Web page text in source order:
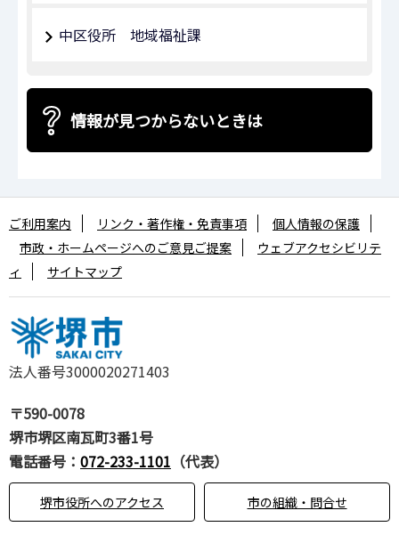
中区役所 地域福祉課
情報が見つからないときは
法人番号3000020271403
〒590-0078
堺市堺区南瓦町3番1号
電話番号： 072-233-1101 （代表）
堺市役所へのアクセス 市の組織・問合せ
ご利用案内 リンク・著作権・免責事項
個人情報の保護
市政・ホームページへのご意見ご提案
ウェブアクセシビリテ
ィ
サイトマップ